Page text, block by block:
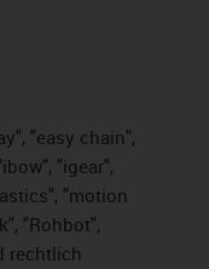
"easy chain",
"igear",
"motion
"Rohbot",
rechtlich